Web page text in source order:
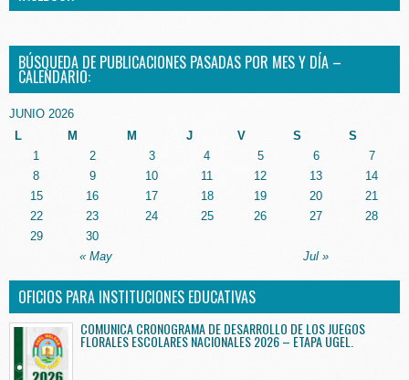
BÚSQUEDA DE PUBLICACIONES PASADAS POR MES Y DÍA –
CALENDARIO:
JUNIO 2026
L
M M J V S S
« May Jul »
1 2 3 4 5 6
7
8
9 10 11 12 13
14
15
16 17 18 19 20
21
22
23 24 25 26 27
28
29
30
OFICIOS PARA INSTITUCIONES EDUCATIVAS
COMUNICA CRONOGRAMA DE DESARROLLO DE LOS JUEGOS
FLORALES ESCOLARES NACIONALES 2026 – ETAPA UGEL.